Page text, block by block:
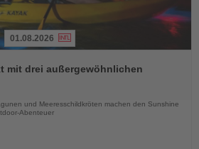
01.08.2026
mit drei außergewöhnlichen
und Meeresschildkröten machen den Sunshine
Abenteuer